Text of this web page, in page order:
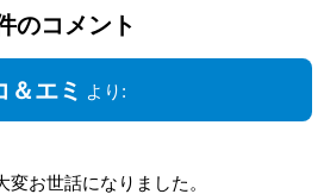
のコメント
＆エミ より:
変お世話になりました。